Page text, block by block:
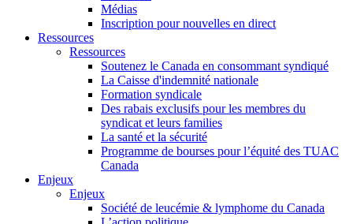
Médias
Inscription pour nouvelles en direct
Ressources
Ressources
Soutenez le Canada en consommant syndiqué
La Caisse d'indemnité nationale
Formation syndicale
Des rabais exclusifs pour les membres du
syndicat et leurs families
La santé et la sécurité
Programme de bourses pour l’équité des TUAC
Canada
Enjeux
Enjeux
Société de leucémie & lymphome du Canada